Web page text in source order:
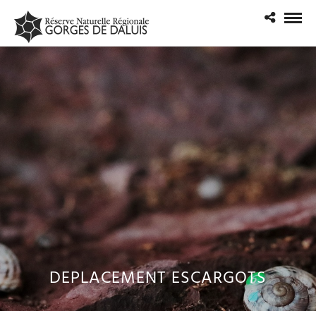
DEPLACEMENT ESCARGOTS